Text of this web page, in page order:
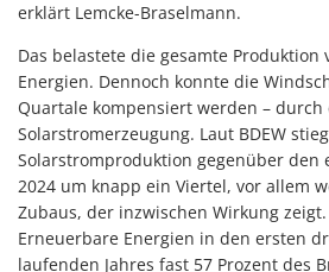
erklärt Lemcke-Braselmann.
Das belastete die gesamte Produktion
Energien. Dennoch konnte die
Quartale kompensiert werden –
Solarstromerzeugung. Laut BDEW
Solarstromproduktion gegenüber den
2024 um knapp ein Viertel, vor allem
Zubaus, der inzwischen Wirkung
Erneuerbare Energien in den ersten
laufenden Jahres fast 57 Prozent des